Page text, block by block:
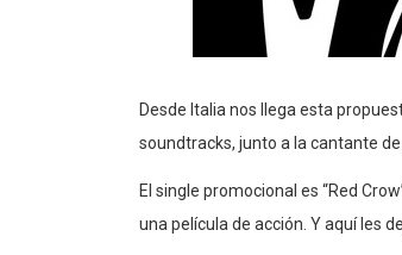
Desde Italia nos llega esta
soundtracks, junto a la cantante de
El single promocional es “Red
una película de acción. Y aquí les